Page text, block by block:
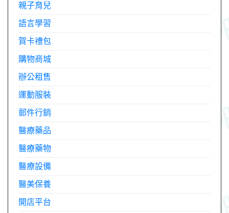
親子育兒
語言學習
賀卡禮包
購物商城
辦公租售
運動服裝
郵件行銷
醫療藥品
醫療藥物
醫療設備
醫美保養
開店平台